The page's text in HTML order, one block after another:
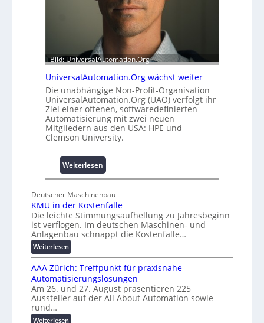
A
s
b
a
e
m
m
n
i
e
c
h
a
f
2
u
d
4
0
A
Bild: UniversalAutomation.Org
UniversalAutomation.Org wächst weiter
Die unabhängige Non-Profit-Organisation
UniversalAutomation.Org (UAO) verfolgt ihr
Ziel einer offenen, softwaredefinierten
Automatisierung mit zwei neuen
Mitgliedern aus den USA: HPE und
Clemson University.
Weiterlesen
U
i
v
e
r
l
A
u
t
Deutscher Maschinenbau
KMU in der Kostenfalle
Die leichte Stimmungsaufhellung zu Jahresbeginn
ist verflogen. Im deutschen Maschinen- und
Anlagenbau schnappt die Kostenfalle…
Weiterlesen:
K
M
U
i
n
e
AAA Zürich: Treffpunkt für praxisnahe
Automatisierungslösungen
Am 26. und 27. August präsentieren 225
Aussteller auf der All About Automation sowie
rund…
Weiterlesen: